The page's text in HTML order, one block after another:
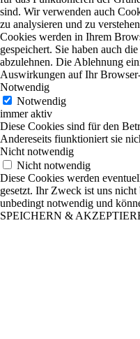
sind. Wir verwenden auch
zu analysieren und zu
Cookies werden in Ihrem
gespeichert. Sie haben auch
abzulehnen. Die Ablehnung
Auswirkungen auf Ihr
Notwendig
Notwendig
immer aktiv
Diese Cookies sind für den
Andereseits fiunktioniert sie
Nicht notwendig
Nicht notwendig
Diese Cookies werden
gesetzt. Ihr Zweck ist uns
unbedingt notwendig und
SPEICHERN &